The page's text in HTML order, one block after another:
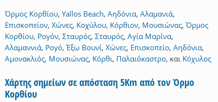
Όρμος Κορθίου, Yallos Beach, Αηδόνια, Αλαμανιά,
Επισκοπείον, Χώνες, Κοχύλου, Κόρθιον, Μουσιώνας,Όρμος
Κορθίου, Ρογόν, Σταυρός, Σταυρός, Αγία Μαρίνα,
Αλαμαννιά, Ρογό,Έξω Βουνί, Χώνες, Επισκοπείο, Αηδόνια,
Αμονακλιός, Μουσιώνας, Κόρθι, Παλαιόκαστρο, και Κόχυλος
Χάρτης σημείων σε απόσταση 5Km από τον Όρμο
Κορθίου